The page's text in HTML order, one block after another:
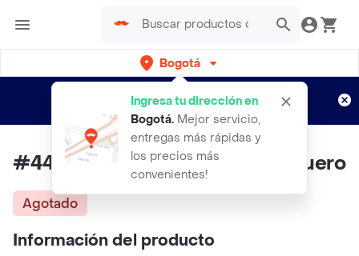
Bogotá
Ingresa tu dirección en
Bogotá. Mejor servicio,
entregas más rápidas y
los precios más
convenientes!
envíos gratis por semanas
Aplican TyC
#44 Zapato Hombre Romulo Cuero
Agotado
Información del producto